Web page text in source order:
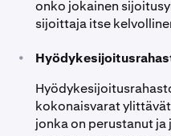
onko jokainen
sijoittaja itse
•
kokonaisvarat
jonka on perustanut